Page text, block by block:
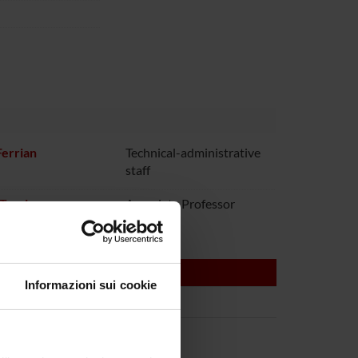
Informazioni sui cookie
Technical-administrative
staff
Associate Professor